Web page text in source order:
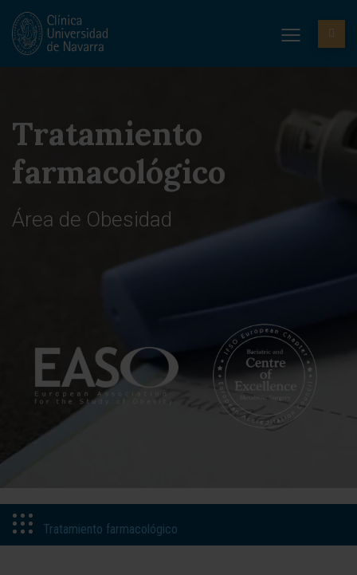
Tratamiento
farmacológico
Área de Obesidad
Tratamiento farmacológico